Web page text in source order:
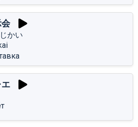
会
かい